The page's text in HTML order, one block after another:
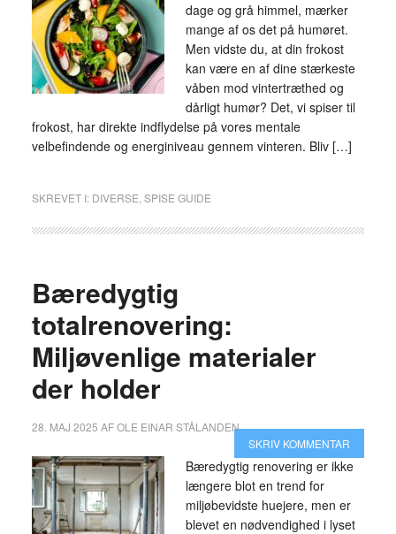
dage og grå himmel, mærker
mange af os det på humøret.
Men vidste du, at din frokost
kan være en af dine stærkeste
våben mod vintertræthed og
dårligt humør? Det, vi spiser til
frokost, har direkte indflydelse på vores mentale
velbefindende og energiniveau gennem vinteren. Bliv […]
SKREVET I: DIVERSE SPISE GUIDE
Bæredygtig
totalrenovering:
Miljøvenlige materialer
der holder
28. MAJ 2025 AFOLE EINAR STÅLANDEN
SKRIV KOMMENTAR
Bæredygtig renovering er ikke
længere blot en trend for
miljøbevidste huejere, men er
blevet en nødvendighed i lyset